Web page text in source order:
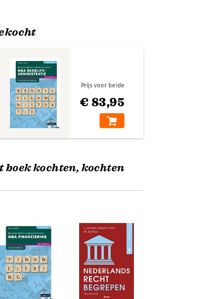
€ 83,95
Prijs voor beide
boek kochten, kochten